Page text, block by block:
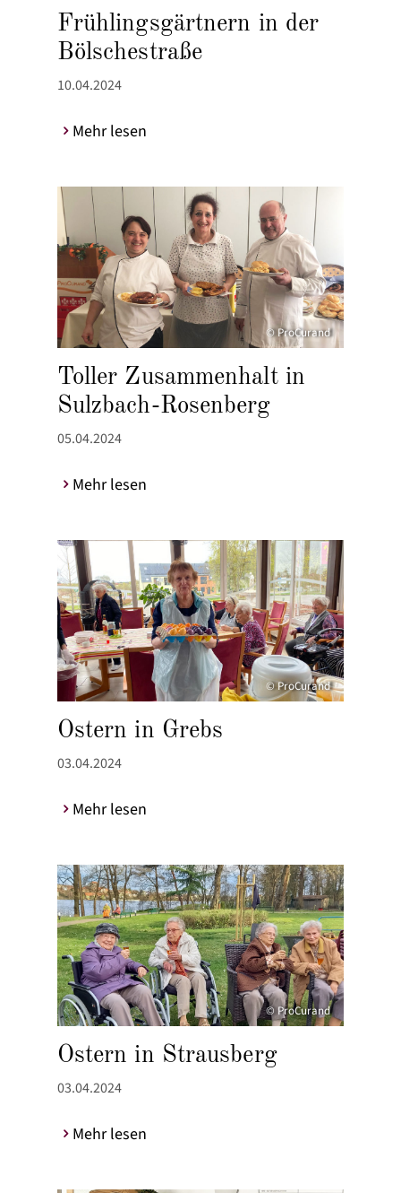
Frühlingsgärtnern in der
Bölschestraße
10.04.2024
Mehr lesen
© ProCurand
Toller Zusammenhalt in
Sulzbach-Rosenberg
05.04.2024
Mehr lesen
© ProCurand
Ostern in Grebs
03.04.2024
Mehr lesen
© ProCurand
Ostern in Strausberg
03.04.2024
Mehr lesen